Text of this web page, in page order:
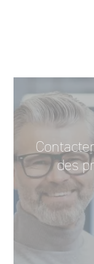
des